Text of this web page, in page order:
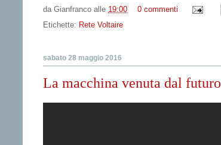
da Gianfranco alle 19:00
0 commenti
Etichette: Rete Voltaire
sabato 28 maggio 2016
La macchina venuta dal futuro